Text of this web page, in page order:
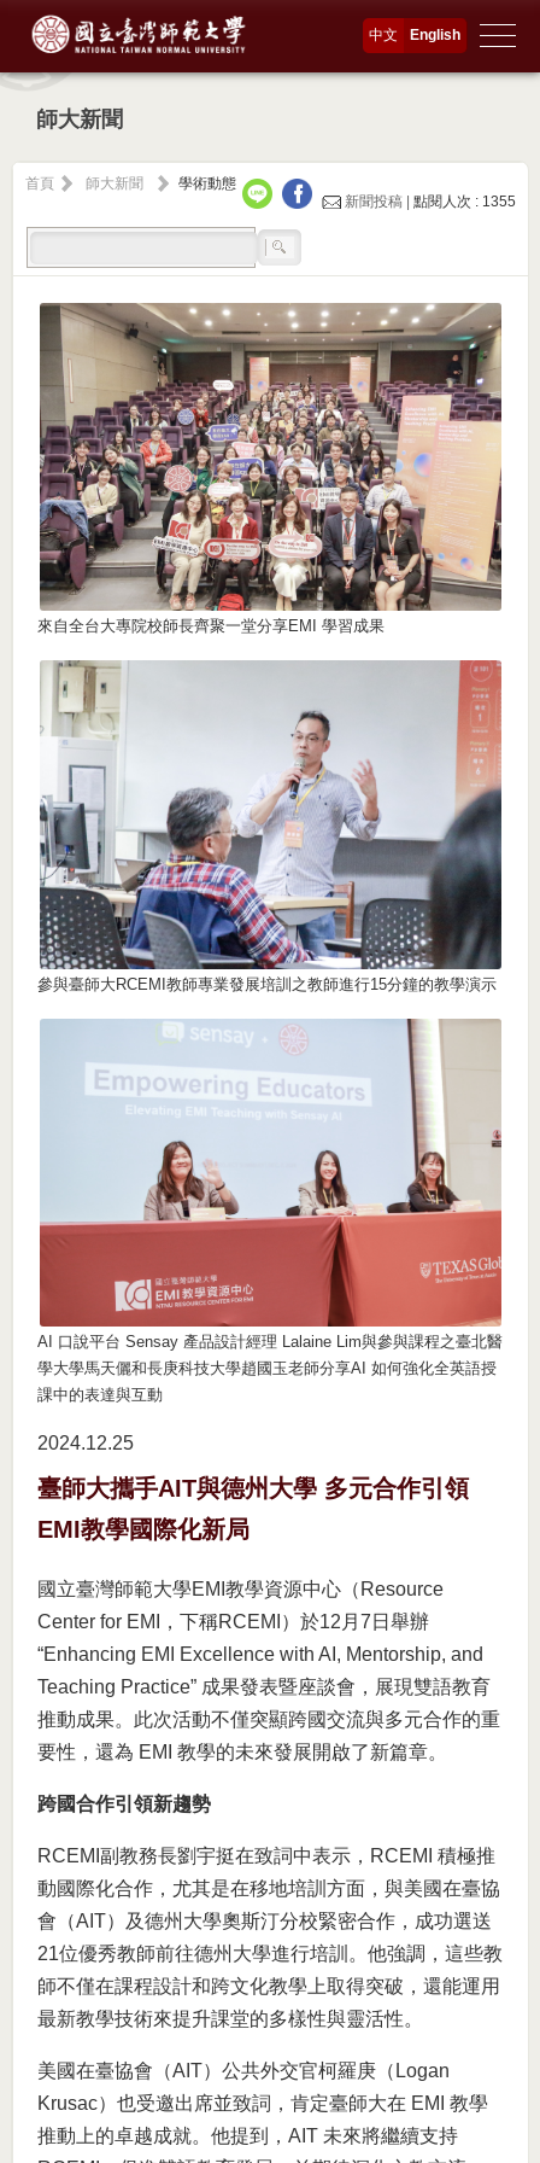
English
中文
師大新聞
首頁 師大新聞
學術動態
新聞投稿 |點閱人次 : 1355
來自全台大專院校師長齊聚一堂分享EMI 學習成果
參與臺師大RCEMI教師專業發展培訓之教師進行15分鐘的教學演示
AI 口說平台 Sensay 產品設計經理 Lalaine Lim與參與課程之臺北醫
學大學馬天儷和長庚科技大學趙國玉老師分享AI 如何強化全英語授
課中的表達與互動
2024.12 25
臺師大攜手AIT與德州大學 多元合作引領
EMI教學國際化新局
國立臺灣師範大學EMI教學資源中心（Resource
Center for EMI，下稱RCEMI）於12月7日舉辦
“Enhancing EMI Excellence with AI, Mentorship, and
Teaching Practice” 成果發表暨座談會，展現雙語教育
推動成果。此次活動不僅突顯跨國交流與多元合作的重
要性，還為 EMI 教學的未來發展開啟了新篇章。
跨國合作引領新趨勢
RCEMI副教務長劉宇挺在致詞中表示，RCEMI 積極推
動國際化合作，尤其是在移地培訓方面，與美國在臺協
會（AIT）及德州大學奧斯汀分校緊密合作，成功選送
21位優秀教師前往德州大學進行培訓。他強調，這些教
師不僅在課程設計和跨文化教學上取得突破，還能運用
最新教學技術來提升課堂的多樣性與靈活性。
美國在臺協會（AIT）公共外交官柯羅庚（Logan
Krusac）也受邀出席並致詞，肯定臺師大在 EMI 教學
推動上的卓越成就。他提到，AIT 未來將繼續支持